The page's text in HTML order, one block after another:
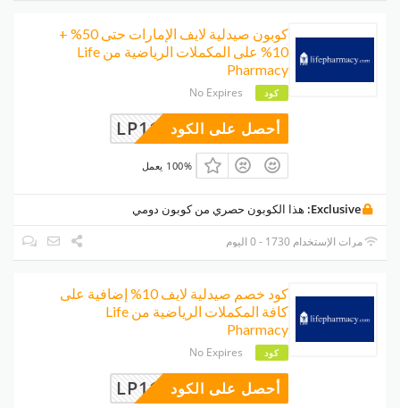
كوبون صيدلية لايف الإمارات حتى 50% +
10% على المكملات الرياضية من Life
Pharmacy
كود No Expires
LP1111أحصل على الكود
100% يعمل
Exclusive: هذا الكوبون حصري من كوبون دومي
مرات الإستخدام 1730 - 0 اليوم
كود خصم صيدلية لايف 10% إضافية على
كافة المكملات الرياضية من Life
Pharmacy
كود No Expires
LP1111أحصل على الكود